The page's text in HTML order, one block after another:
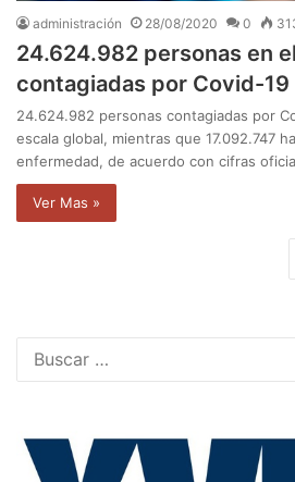
administración 28/08/2020 0
24.624.982 personas en
contagiadas por Covid-19
24.624.982 personas contagiadas por
escala global, mientras que 17.092.747
enfermedad, de acuerdo con cifras
Ver Mas »